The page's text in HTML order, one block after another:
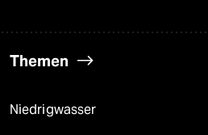
Themen
Niedrigwasser